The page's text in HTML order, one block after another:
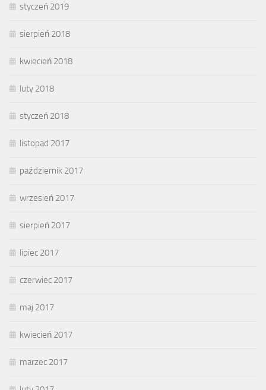
styczeń 2019
sierpień 2018
kwiecień 2018
luty 2018
styczeń 2018
listopad 2017
październik 2017
wrzesień 2017
sierpień 2017
lipiec 2017
czerwiec 2017
maj 2017
kwiecień 2017
marzec 2017